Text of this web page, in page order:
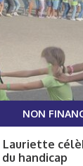
NON
Lauriette
handicap